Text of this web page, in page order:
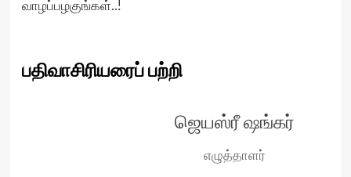
வாழப்பழகுங்கள்..!
பதிவாசிரியரைப் பற்றி
ஜெயஸ்ரீ ஷங்கர்
எழுத்தாளர்